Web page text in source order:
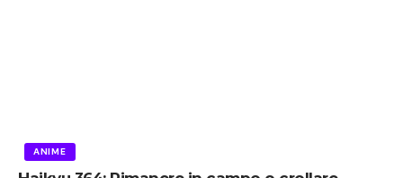
ANIME